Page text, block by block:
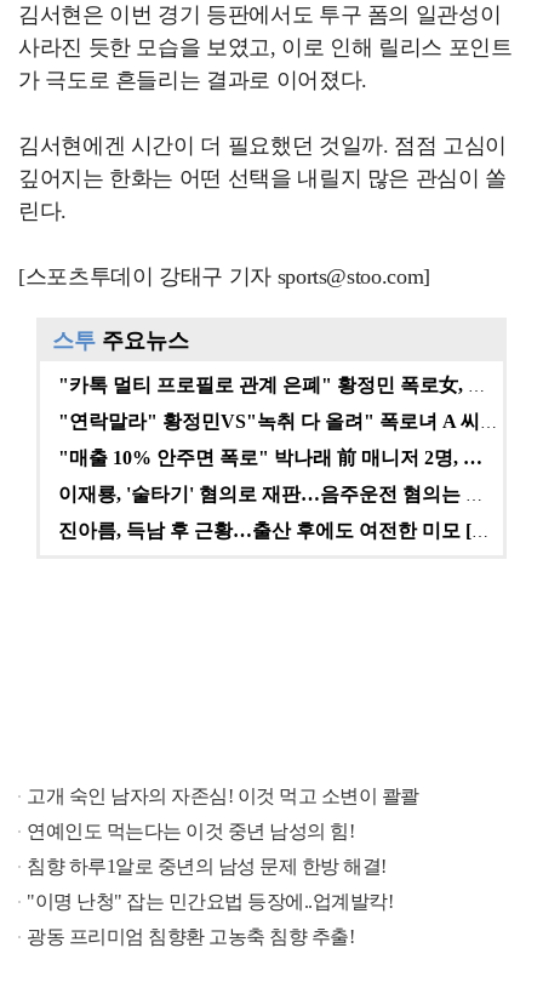
김서현은 이번 경기 등판에서도 투구 폼의 일관성이
사라진 듯한 모습을 보였고, 이로 인해 릴리스 포인트
가 극도로 흔들리는 결과로 이어졌다.
김서현에겐 시간이 더 필요했던 것일까. 점점 고심이
깊어지는 한화는 어떤 선택을 내릴지 많은 관심이 쏠
린다.
[스포츠투데이 강태구 기자 sports@stoo.com]
스투 주요뉴스
"매출 10% 안주면 폭로" 박나래 前 매니저 2명, …